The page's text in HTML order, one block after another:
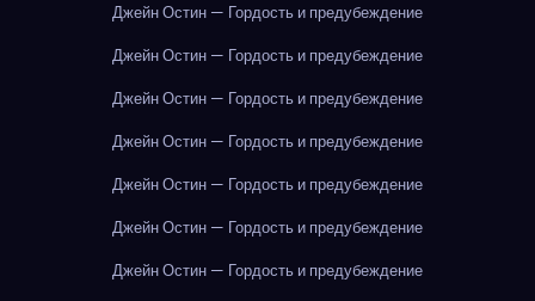
Джейн Остин — Гордость и предубеждение
Джейн Остин — Гордость и предубеждение
Джейн Остин — Гордость и предубеждение
Джейн Остин — Гордость и предубеждение
Джейн Остин — Гордость и предубеждение
Джейн Остин — Гордость и предубеждение
Джейн Остин — Гордость и предубеждение